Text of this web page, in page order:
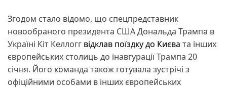
Згодом стало відомо, що спецпредставник
новообраного президента США Дональда Трампа в
Україні Кіт Келлогг відклав поїздку до Києва та інших
європейських столиць до інавгурації Трампа 20
січня. Його команда також готувала зустрічі з
офіційними особами в інших європейських